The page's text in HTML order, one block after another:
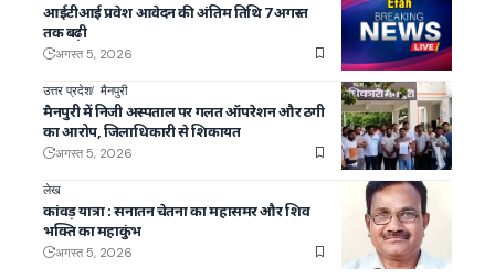
आईटीआई प्रवेश आवेदन की अंतिम तिथि 7 अगस्त
तक बढ़ी
अगस्त 5, 2026
उत्तर प्रदेश मैनपुरी
मैनपुरी में निजी अस्पताल पर गलत ऑपरेशन और ठगी
का आरोप, जिलाधिकारी से शिकायत
अगस्त 5, 2026
लेख
कांवड़ यात्रा : सनातन चेतना का महासमर और शिव
भक्ति का महाकुंभ
अगस्त 5, 2026